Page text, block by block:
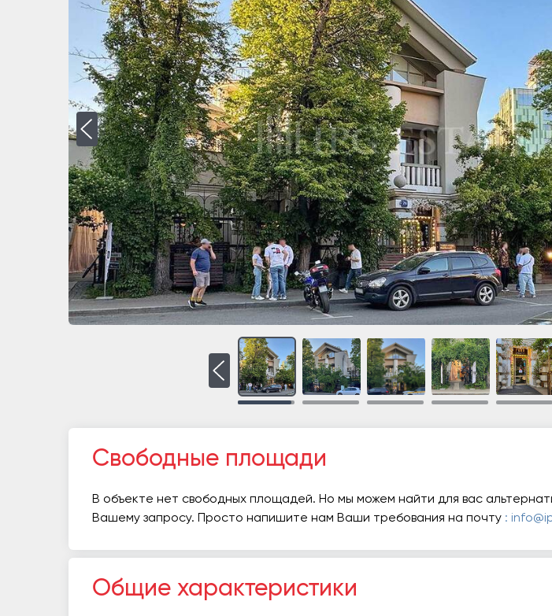
Свободные площади
В объекте нет свободных площадей. Но мы можем найти для вас
Вашему запросу. Просто напишите нам Ваши требования на почту :
Общие характеристики